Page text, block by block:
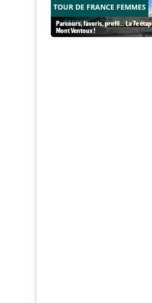
TOUR DE FRANCE FEMMES
Parcours, favoris, profil… La 7e
Mont Ventoux !